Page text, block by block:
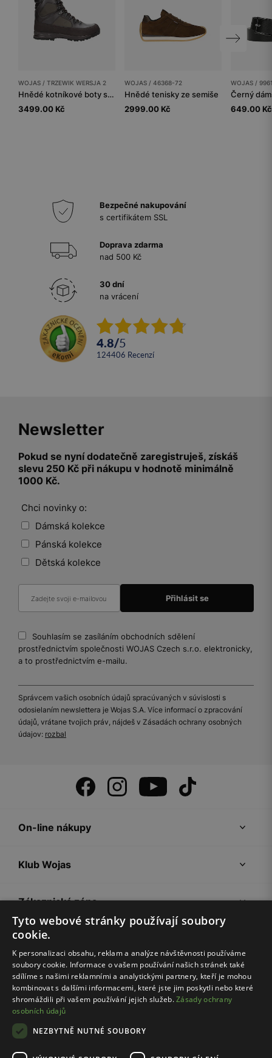
WOJAS / TRZEWIK WERSJA 2
Hnědé kotníkové boty s membránou Sympatex, odolné proti propíchnutí podrážky a promokání.
3499.00 Kč
WOJAS / 46368-72
Hnědé tenisky ze semiše
2999.00 Kč
WOJAS /
649.00 Kč
Bezpečné nakupování
s certifikátem SSL
Doprava zdarma
nad 500 Kč
30 dní
na vrácení
4.8/5
124406 recenzí
Newsletter
Pokud se nyní dodatečně zaregistruješ, získáš
slevu 250 Kč při nákupu v hodnotě minimálně
1000 Kč.
Chci novinky o:
Dámská kolekce
Pánská kolekce
Dětská kolekce
Souhlasím se zasíláním obchodních sdělení
prostřednictvím společnosti WOJAS Czech s.r.o. elektronicky,
a to prostřednictvím e-mailu.
Správcem vašich osobních údajů spracúvaných v súvislosti s
odosielaním newslettera je Wojas S.A. Více informací o zpracování
údajů, vrátane tvojich práv, nájdeš v Zásadách ochrany osobných
údajov: rozbal
On-line nákupy
Klub Wojas
Zákaznická zóna
Společnost Wojas
Rady
Tyto webové stránky používají soubory
cookie.
K personalizaci obsahu, reklam a analýze návštěvnosti používáme
soubory cookie. Informace o vašem používání našich stránek také
sdílíme s našimi reklamními a analytickými partnery, kteří je mohou
kombinovat s dalšími informacemi, které jste jim poskytli nebo které
shromáždili při vašem používání jejich služeb.Zásady ochrany
osobních údajů
NEZBYTNĚ NUTNÉ SOUBORY